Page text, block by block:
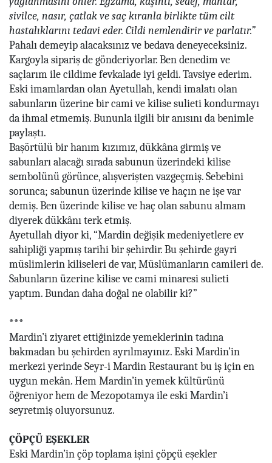
sivilce, nasır, çatlak ve saç kıranla birlikte tüm cilt
hastalıklarını tedavi eder. Cildi nemlendirir ve parlatır.”
Pahalı demeyip alacaksınız ve bedava deneyeceksiniz.
Kargoyla sipariş de gönderiyorlar. Ben denedim ve
saçlarım ile cildime fevkalade iyi geldi. Tavsiye ederim.
Eski imamlardan olan Ayetullah, kendi imalatı olan
sabunların üzerine bir cami ve kilise sulieti kondurmayı
da ihmal etmemiş. Bununla ilgili bir anısını da benimle
paylaştı.
Başörtülü bir hanım kızımız, dükkâna girmiş ve
sabunları alacağı sırada sabunun üzerindeki kilise
sembolünü görünce, alışverişten vazgeçmiş. Sebebini
sorunca; sabunun üzerinde kilise ve haçın ne işe var
demiş. Ben üzerinde kilise ve haç olan sabunu almam
diyerek dükkânı terk etmiş.
Ayetullah diyor ki, “Mardin değişik medeniyetlere ev
sahipliği yapmış tarihi bir şehirdir. Bu şehirde gayri
müslimlerin kiliseleri de var, Müslümanların camileri de.
Sabunların üzerine kilise ve cami minaresi sulieti
yaptım. Bundan daha doğal ne olabilir ki?”
***
Mardin’i ziyaret ettiğinizde yemeklerinin tadına
bakmadan bu şehirden ayrılmayınız. Eski Mardin’in
merkezi yerinde Seyr-i Mardin Restaurant bu iş için en
uygun mekân. Hem Mardin’in yemek kültürünü
öğreniyor hem de Mezopotamya ile eski Mardin’i
seyretmiş oluyorsunuz.
ÇÖPÇÜ EŞEKLER
Eski Mardin’in çöp toplama işini çöpçü eşekler